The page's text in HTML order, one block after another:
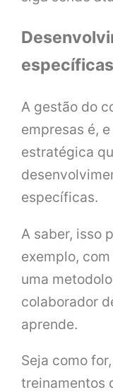
específicas
A gestão do
empresas é,
estratégica
específicas.
A saber, isso
exemplo,
uma
colaborador
aprende.
Seja como
treinamentos